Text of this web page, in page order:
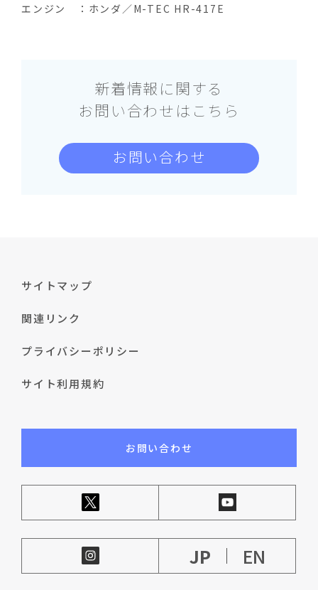
エンジン ：ホンダ／M-TEC HR-417E
新着情報に関する
お問い合わせはこちら
お問い合わせ
サイトマップ
関連リンク
プライバシーポリシー
サイト利用規約
お問い合わせ
JP EN